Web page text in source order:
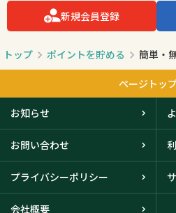
新規会員登録
トップ ポイントを貯める 簡単・
ページトッ
お知らせ
お問い合わせ
プライバシーポリシー
会社概要